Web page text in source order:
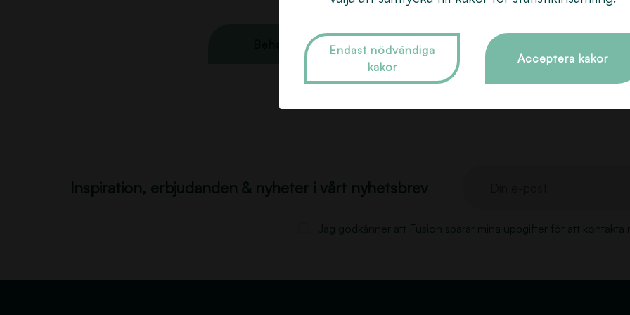
Behandlingar
Inspiration, erbjudanden & nyheter i vårt nyhetsbrev
Jag godkänner att Fusion sparar mina uppgifter för att kontakta
Endast nödvändiga
kakor
Acceptera kakor